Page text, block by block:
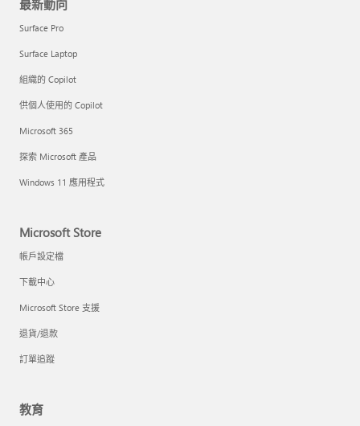
最新動向
Surface Pro
Surface Laptop
組織的 Copilot
供個人使用的 Copilot
Microsoft 365
探索 Microsoft 產品
Windows 11 應用程式
Microsoft Store
帳戶設定檔
下載中心
Microsoft Store 支援
退貨/退款
訂單追蹤
教育